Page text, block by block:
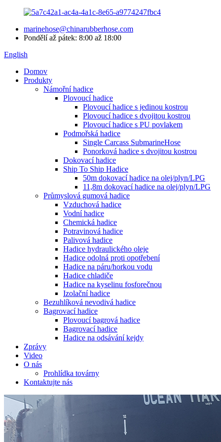
marinehose@chinarubberhose.com
Pondělí až pátek: 8:00 až 18:00
English
Domov
Produkty
Námořní hadice
Plovoucí hadice
Plovoucí hadice s jedinou kostrou
Plovoucí hadice s dvojitou kostrou
Plovoucí hadice s PU povlakem
Podmořská hadice
Single Carcass SubmarineHose
Ponorková hadice s dvojitou kostrou
Dokovací hadice
Ship To Ship Hadice
50m dokovací hadice na olej/plyn/LPG
11,8m dokovací hadice na olej/plyn/LPG
Průmyslová gumová hadice
Vzduchová hadice
Vodní hadice
Chemická hadice
Potravinová hadice
Palivová hadice
Hadice hydraulického oleje
Hadice odolná proti opotřebení
Hadice na páru/horkou vodu
Hadice chladiče
Hadice na kyselinu fosforečnou
Izolační hadice
Bezuhlíková nevodivá hadice
Bagrovací hadice
Plovoucí bagrová hadice
Bagrovací hadice
Hadice na odsávání kejdy
Zprávy
Video
O nás
Prohlídka továrny
Kontaktujte nás